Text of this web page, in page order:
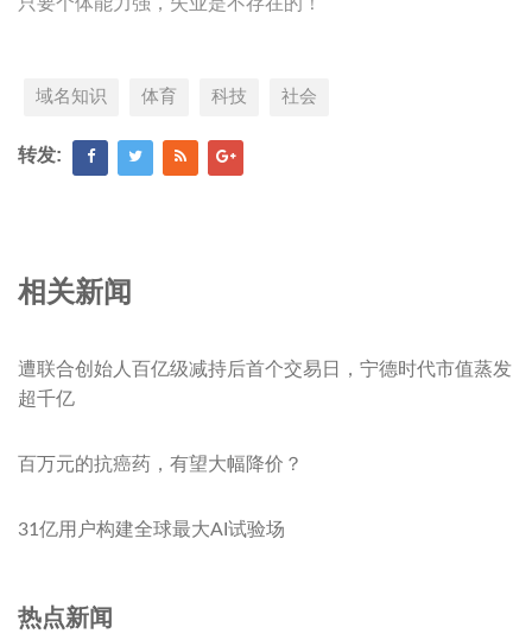
域名知识 体育 科技 社会
转发:
相关新闻
遭联合创始人百亿级减持后首个交易日，宁德时代市值蒸发
超千亿
百万元的抗癌药，有望大幅降价？
31亿用户构建全球最大AI试验场
热点新闻